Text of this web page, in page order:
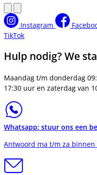
Instagram
TikTok
Hulp nodig? We
Maandag t/m donderdag
17:30 uur en zaterdag van
Whatsapp: stuur ons een
Antwoord ma t/m za binnen